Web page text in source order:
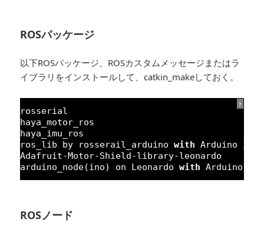
ROSパッケージ
以下ROSパッケージ、ROSカスタムメッセージまたはラ
イブラリをインストールして、catkin_makeしておく。
?
rosserial
haya_motor_ros
haya_imu_ros
ros_lib by rosserail_arduino with Arduino IDE
Adafruit-Motor-Shield-library-leonardo
arduino_node(ino) on Leonardo with Arduino
ROSノード